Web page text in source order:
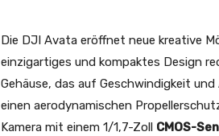
Die DJI Avata eröffnet neue kreative
einzigartiges und kompaktes Design
Gehäuse, das auf Geschwindigkeit
einen aerodynamischen
Kamera mit einem 1/1,7-Zoll CMOS-